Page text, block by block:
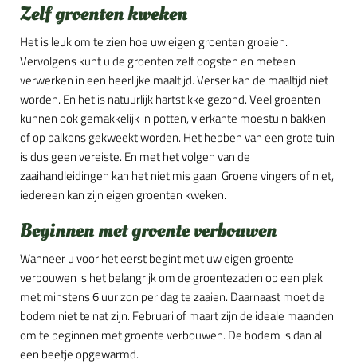
Zelf groenten kweken
Het is leuk om te zien hoe uw eigen groenten groeien.
Vervolgens kunt u de groenten zelf oogsten en meteen
verwerken in een heerlijke maaltijd. Verser kan de maaltijd niet
worden. En het is natuurlijk hartstikke gezond. Veel groenten
kunnen ook gemakkelijk in potten, vierkante moestuin bakken
of op balkons gekweekt worden. Het hebben van een grote tuin
is dus geen vereiste. En met het volgen van de
zaaihandleidingen kan het niet mis gaan. Groene vingers of niet,
iedereen kan zijn eigen groenten kweken.
Beginnen met groente verbouwen
Wanneer u voor het eerst begint met uw eigen groente
verbouwen is het belangrijk om de groentezaden op een plek
met minstens 6 uur zon per dag te zaaien. Daarnaast moet de
bodem niet te nat zijn. Februari of maart zijn de ideale maanden
om te beginnen met groente verbouwen. De bodem is dan al
een beetje opgewarmd.